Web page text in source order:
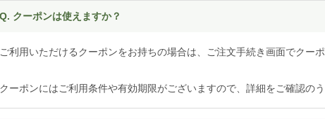
Q. クーポンは使えますか？
ご利用いただけるクーポンをお持ちの場合は、ご注文手続き画面でクー
クーポンにはご利用条件や有効期限がございますので、詳細をご確認のう